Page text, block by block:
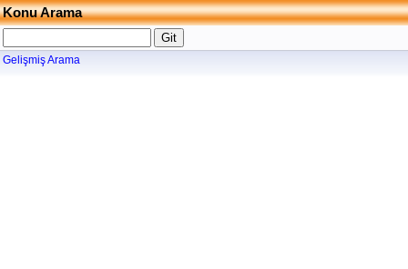
Konu Arama
Gelişmiş Arama